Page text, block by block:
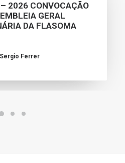
2026 CONVOCAÇÃO
GERAL
DA FLASOMA
Sergio Ferrer